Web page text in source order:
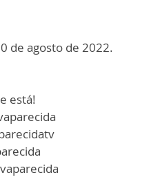
de agosto de 2022.
está!